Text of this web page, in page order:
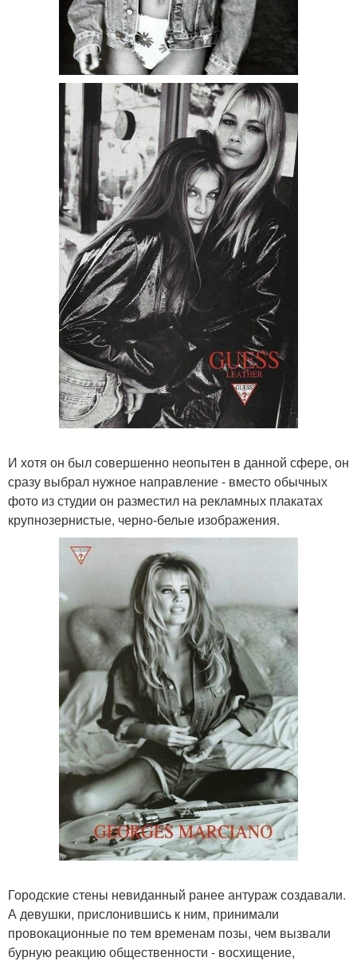
И хотя он был совершенно неопытен в данной сфере, он
сразу выбрал нужное направление - вместо обычных
фото из студии он разместил на рекламных плакатах
крупнозернистые, черно-белые изображения.
Городские стены невиданный ранее антураж создавали.
А девушки, прислонившись к ним, принимали
провокационные по тем временам позы, чем вызвали
бурную реакцию общественности - восхищение,